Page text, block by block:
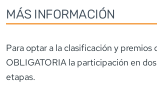
MÁS INFORMACIÓN
Para optar a la clasificación y premios
OBLIGATORIA la participación en
etapas.